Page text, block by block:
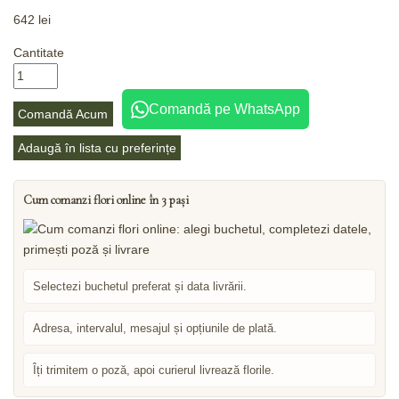
642 lei
Cantitate
Comandă Acum Comandă pe WhatsApp
Adaugă în lista cu preferințe
Cum comanzi flori online în 3 pași
Selectezi buchetul preferat și data livrării.
Adresa, intervalul, mesajul și opțiunile de plată.
Îți trimitem o poză, apoi curierul livrează florile.